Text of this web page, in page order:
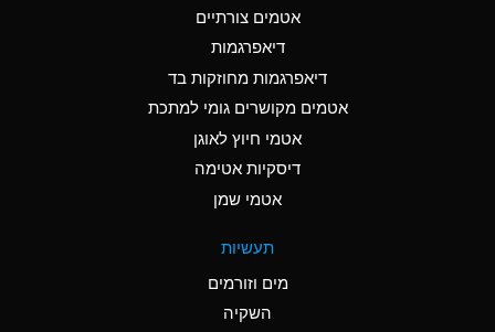
Ammonia Anhydrous
C
Ammonia Gas (cold)
A
Ammonia Gas (hot)
אטמים צורתיים
דיאפרגמות
דיאפרגמות מחוזקות בד
אטמים מקושרים גומי למתכת
אטמי חיוץ לאוגן
דיסקיות אטימה
אטמי שמן
תעשיות
מים וזורמים
השקיה